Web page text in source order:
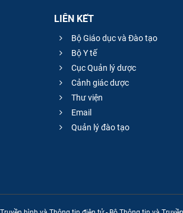
LIÊN KẾT
Bộ Giáo dục và Đào tạo
Bộ Y tế
Cục Quản lý dược
Cảnh giác dược
Thư viện
Email
Quản lý đào tạo